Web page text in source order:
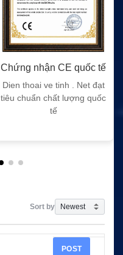
Chứng nhận CE quốc tế
Dien thoai ve tinh . Net đạt
tiêu chuẩn chất lượng quốc
tế
Sort by
POST